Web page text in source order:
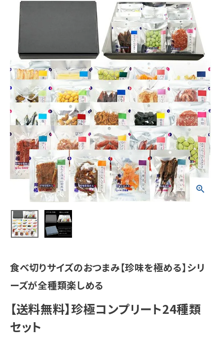
食べ切りサイズのおつまみ【珍味を極める】シリ
ーズが全種類楽しめる
【送料無料】珍極コンプリート24種類
セット